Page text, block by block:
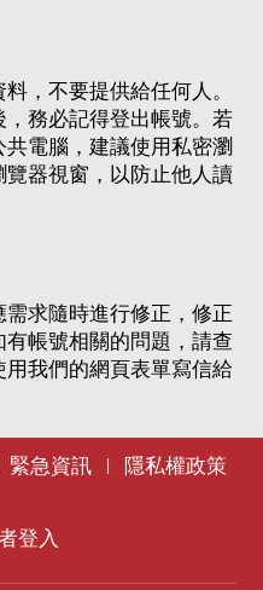
，不要提供給任何人。
務必記得登出帳號。若
電腦，建議使用私密瀏
器視窗，以防止他人讀
求隨時進行修正，修正
帳號相關的問題，請查
我們的網頁表單寫信給
緊急資訊 | 隱私權政策
登入